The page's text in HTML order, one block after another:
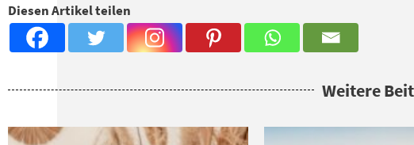
Diesen Artikel teilen
Weitere